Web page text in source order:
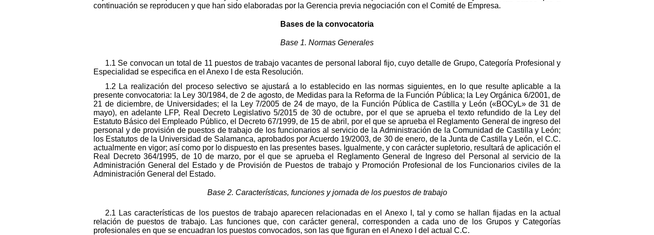
continuación se reproducen y que han sido elaboradas por la Gerencia previa negociación con el Comité de Empresa.
Bases de la convocatoria
Base 1. Normas Generales
1.1 Se convocan un total de 11 puestos de trabajo vacantes de personal laboral fijo, cuyo detalle de Grupo, Categoría Profesional y
Especialidad se especifica en el Anexo I de esta Resolución.
1.2 La realización del proceso selectivo se ajustará a lo establecido en las normas siguientes, en lo que resulte aplicable a la
presente convocatoria: la Ley 30/1984, de 2 de agosto, de Medidas para la Reforma de la Función Pública; la Ley Orgánica 6/2001, de
21 de diciembre, de Universidades; el la Ley 7/2005 de 24 de mayo, de la Función Pública de Castilla y León («BOCyL» de 31 de
mayo), en adelante LFP, Real Decreto Legislativo 5/2015 de 30 de octubre, por el que se aprueba el texto refundido de la Ley del
Estatuto Básico del Empleado Público, el Decreto 67/1999, de 15 de abril, por el que se aprueba el Reglamento General de ingreso del
personal y de provisión de puestos de trabajo de los funcionarios al servicio de la Administración de la Comunidad de Castilla y León;
los Estatutos de la Universidad de Salamanca, aprobados por Acuerdo 19/2003, de 30 de enero, de la Junta de Castilla y León, el C.C.
actualmente en vigor; así como por lo dispuesto en las presentes bases. Igualmente, y con carácter supletorio, resultará de aplicación el
Real Decreto 364/1995, de 10 de marzo, por el que se aprueba el Reglamento General de Ingreso del Personal al servicio de la
Administración General del Estado y de Provisión de Puestos de trabajo y Promoción Profesional de los Funcionarios civiles de la
Administración General del Estado.
Base 2. Características, funciones y jornada de los puestos de trabajo
2.1 Las características de los puestos de trabajo aparecen relacionadas en el Anexo I, tal y como se hallan fijadas en la actual
relación de puestos de trabajo. Las funciones que, con carácter general, corresponden a cada uno de los Grupos y Categorías
profesionales en que se encuadran los puestos convocados, son las que figuran en el Anexo I del actual C.C.